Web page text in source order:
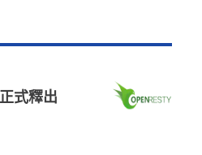
式釋出